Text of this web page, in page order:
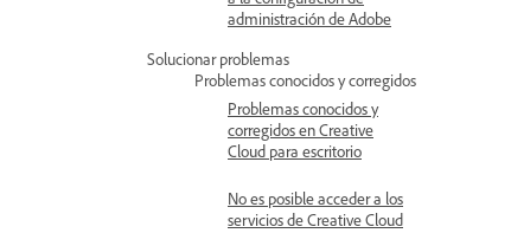
administración de Adobe
Solucionar problemas
Problemas conocidos y corregidos
Problemas conocidos y
corregidos en Creative
Cloud para escritorio
No es posible acceder a los
servicios de Creative Cloud